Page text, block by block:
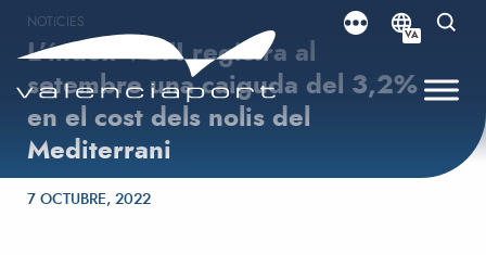
VA
NOTíCIES
L’índex VCFI registra al
setembre una caiguda del 3,2%
en el cost dels nolis del
Mediterrani
Posted on
7 OCTUBRE, 2022